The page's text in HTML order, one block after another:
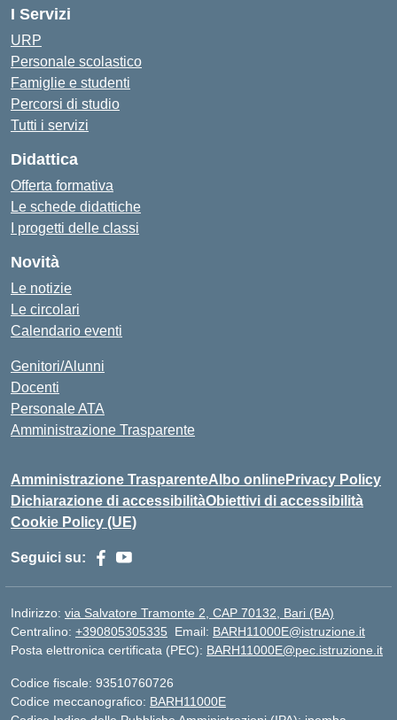
I Servizi
URP
Personale scolastico
Famiglie e studenti
Percorsi di studio
Tutti i servizi
Didattica
Offerta formativa
Le schede didattiche
I progetti delle classi
Novità
Le notizie
Le circolari
Calendario eventi
Genitori/Alunni
Docenti
Personale ATA
Amministrazione Trasparente
Amministrazione TrasparenteAlbo onlinePrivacy Policy
Dichiarazione di accessibilitàObiettivi di accessibilità
Cookie Policy (UE)
Seguici su:
Indirizzo: via Salvatore Tramonte 2, CAP 70132, Bari (BA)
Centralino: +390805305335 Email: BARH11000E@istruzione.it
Posta elettronica certificata (PEC): BARH11000E@pec.istruzione.it
Codice fiscale: 93510760726
Codice meccanografico: BARH11000E